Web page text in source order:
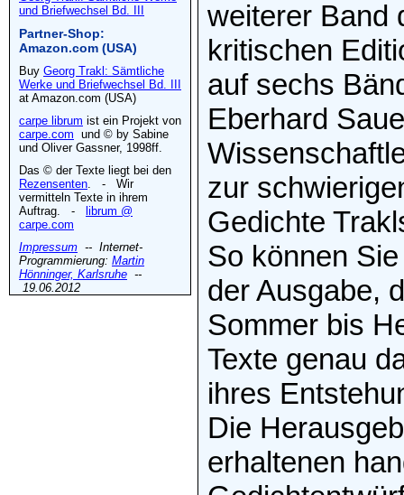
weiterer Band
kritischen
auf sechs
Eberhard
zur
Gedichte
So können
der Ausgabe,
Sommer bis
Texte genau
ihres
Die
erhaltenen
und Briefwechsel Bd. III
Partner-Shop:
Amazon.com (USA)
Buy Georg Trakl: Sämtliche
Werke und Briefwechsel Bd. III
at Amazon.com (USA)
carpe librum ist ein Projekt von
carpe.com und © by Sabine
und Oliver Gassner, 1998ff.
Das © der Texte liegt bei den
Rezensenten. - Wir
vermitteln Texte in ihrem
Auftrag. -
librum @
carpe.com
Impressum -- Internet-
Programmierung: Martin
Hönninger, Karlsruhe --
19.06.2012